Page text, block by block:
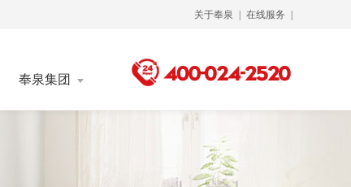
关于奉泉 在线服务
奉泉集团